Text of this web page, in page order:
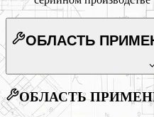
ОБЛАСТЬ
ОБЛАСТЬ